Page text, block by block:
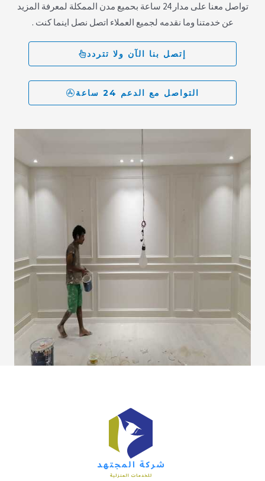
تواصل معنا على مدار 24 ساعة بحميع مدن الممكلة لمعرفة المزيد
عن خدمتنا وما نقدمه لجميع العملاء اتصل نصل اينما كنت .
إتصل بنا الآن ولا تتردد
التواصل مع الدعم 24 ساعة